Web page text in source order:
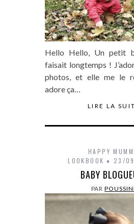
Hello Hello, Un petit
faisait longtemps !
photos, et elle me le
adore ça…
LIRE LA
HAPPY
LOOKBOOK
23/
BABY
PAR